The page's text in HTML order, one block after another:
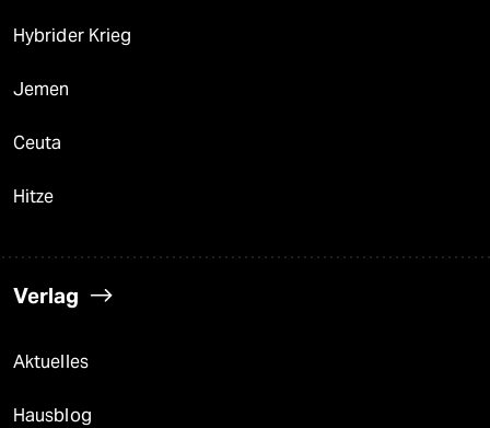
Hybrider Krieg
Jemen
Ceuta
Hitze
Verlag
Aktuelles
Hausblog